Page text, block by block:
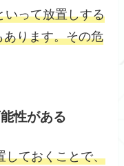
いって放置しする
ります。その危
性がある
しておくことで、